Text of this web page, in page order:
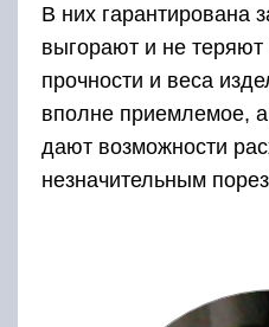
В них гарантирована
выгорают и не
прочности и веса
вполне приемлемое,
дают возможности
незначительным